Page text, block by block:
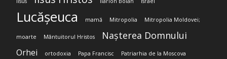
Lucășeuca mamă Mitropolia Mitropolia Moldovei;
moarte Mântuitorul Hristos Nașterea Domnului
Orhei ortodoxia Papa Francisc Patriarhia de la Moscova